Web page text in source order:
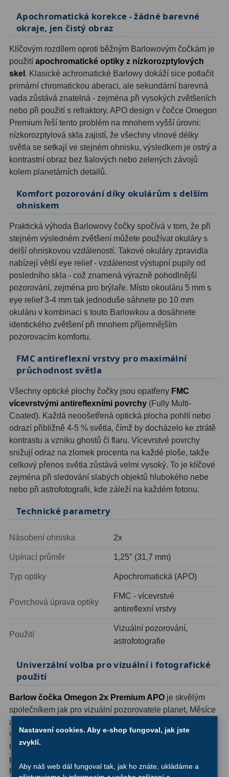
Barlow 3x12
Barlow 4x3
Barlow 5x 8
Převracecí4
Hledáčky 28
Optické hledáčky15
Red Dot hledáčky6
Sluneční hledáčky
Úchyty a držáky hledáčků
Příslušenství54
Redukce 1,25" a 2"17
Svítilny5
Čištění28
Binohlavy3
Ostatní 1
Montáže 93
Azimutální AZ5
Paralaktické EQ19
Fotografické montáže
Stativy a pilíře3
Objímky10
Motory a pohony13
Upínací prvky13
Ostatní 22
Seřízení22
Laserové kolimátory6
Zrcátka a hranoly 61
Diagonální hranoly7
Amici hranoly 45°11
Apochromatická korekce - žádné barevné
okraje, jen čistý obraz
Klíčovým rozdílem oproti běžným Barlowovým čočkám je
použití apochromatické optiky z nízkorozptylových
skel . Klasické achromatické Barlowy dokáží sice potlačit
primární chromatickou aberaci, ale sekundární barevná
vada zůstává znatelná - zejména při vysokých zvětšeních
nebo při použití s refraktory. APO design v čočce Omegon
Premium řeší tento problém na mnohem vyšší úrovni:
nízkorozptylová skla zajistí, že všechny vlnové délky
světla se setkají ve stejném ohnisku, výsledkem je ostrý a
kontrastní obraz bez fialových nebo zelených závojů
kolem planetárních detailů.
Komfort pozorování díky okulárům s delším
ohniskem
Praktická výhoda Barlowovy čočky spočívá v tom, že při
stejném výsledném zvětšení můžete používat okuláry s
delší ohniskovou vzdáleností. Takové okuláry zpravidla
nabízejí větší eye relief - vzdálenost výstupní pupily od
posledního skla - což znamená výrazně pohodlnější
pozorování, zejména pro brýlaře. Místo okouláru 5 mm s
eye relief 3-4 mm tak jednoduše sáhnete po 10 mm
okuláru v kombinaci s touto Barlowkou a dosáhnete
identického zvětšení při mnohem příjemnějším
pozorovacím komfortu.
FMC antireflexní vrstvy pro maximální
průchodnost světla
Všechny optické plochy čočky jsou opatřeny FMC
vícevrstvými antireflexními povrchy (Fully Multi-
Coated). Každá neoošetřená optická plocha pohltí nebo
odrazí přibližně 4-5 % světla, čímž by docházelo ke ztrátě
kontrastu a vzniku ghostů či flaru. Vícevrstvé povrchy
snižují odraz na zlomek procenta na každé ploše, takže
celkový přenos světla zůstává velmi vysoký. To je klíčové
zejména při sledování slabých objektů hlubokého nebe
nebo při astrofotografii, kde záleží na každém fotonu.
Technické parametry
Násobení ohniska 2x
Upínací průměr 1,25″ (31,7 mm)
Typ optiky Apochromatická (APO)
Povrchová úprava optiky
FMC - vícevrstvé
antireflexní vrstvy
Použití
Vizuální pozorování,
astrofotografie
Univerzální volba pro vizuální i fotografické
použití
Barlow čočka Omegon 2x Premium APO je skvělým
společníkem jak pro vizuální pozorovatele planet, Měsíce
a dvojhvězd, tak pro astrofotografy, kteří chtějí dosáhnout
vyššího efektivního ohniska bez nutnosti pořizovat drahý
telekonvertor. Standardní upínací průměr 1,25″ zajišťuje
plnou kompatibilitu s naprostou většinou okulárů a
fokusérů na trhu. Pokud hledáte spolehlivou, opticky
Nastavení cookies. Aby e-shop fungoval, jak jste
zvyklí.
Aby náš web dál fungoval tak, jak ho znáte, ukládáme a